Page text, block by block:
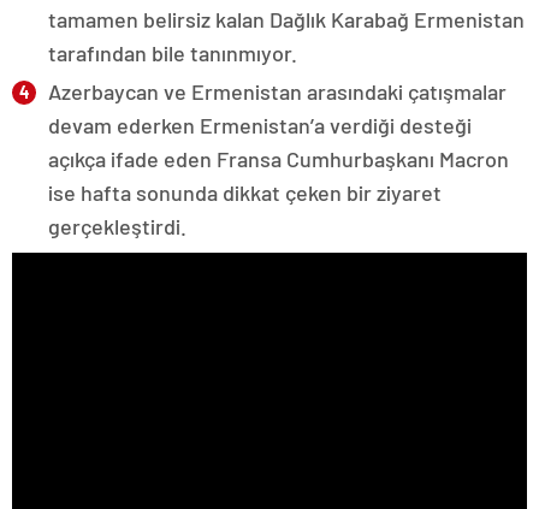
tamamen belirsiz kalan Dağlık Karabağ Ermenistan
tarafından bile tanınmıyor.
Azerbaycan ve Ermenistan arasındaki çatışmalar
devam ederken Ermenistan’a verdiği desteği
açıkça ifade eden Fransa Cumhurbaşkanı Macron
ise hafta sonunda dikkat çeken bir ziyaret
gerçekleştirdi.